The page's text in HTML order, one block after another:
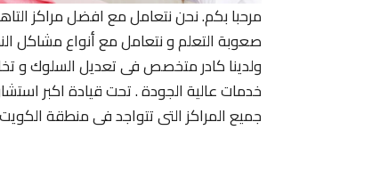
مرحبا بكم. نحن نتعامل مع افضل مراكز
صعوبة التعلم و نتعامل مع أنواع مشاكل
ولدينا كادر متخصص فى تعديل السلوك و
خدمات عالية الجودة . تحت قيادة اكبر
جميع المراكز التى تتواجد فى منطقة